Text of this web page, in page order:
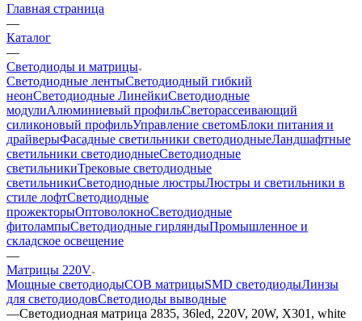
Главная страница
—
Каталог
—
Светодиоды и матрицы
Светодиодные лентыСветодиодный гибкий
неонСветодиодные ЛинейкиСветодиодные
модулиАлюминиевый профильСветорассеивающий
силиконовый профильУправление светомБлоки питания и
драйверыФасадные светильники светодиодныеЛандшафтные
светильники светодиодныеСветодиодные
светильникиТрековые светодиодные
светильникиСветодиодные люстрыЛюстры и светильники в
стиле лофтСветодиодные
прожекторыОптоволокноСветодиодные
фитолампыСветодиодные гирляндыПромышленное и
складское освещение
—
Матрицы 220V
Мощные светодиодыCOB матрицыSMD светодиодыЛинзы
для светодиодовСветодиоды выводные
—Светодиодная матрица 2835, 36led, 220V, 20W, X301, white